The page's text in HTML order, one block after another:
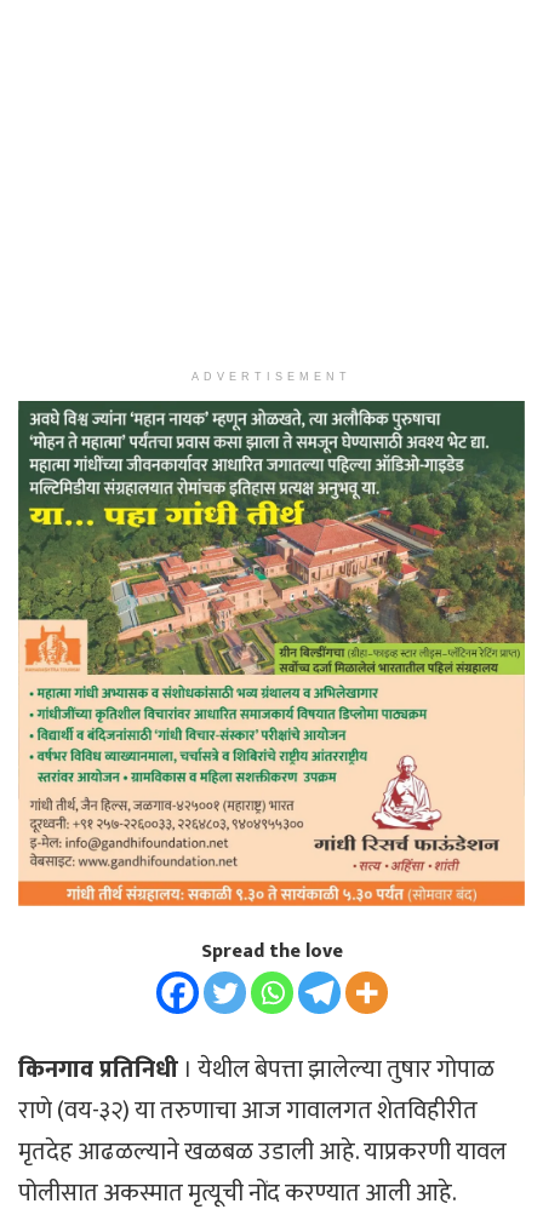
ADVERTISEMENT
Spread the love
किनगाव प्रतिनिधी । येथील बेपत्ता झालेल्या तुषार गोपाळ
राणे (वय-३२) या तरुणाचा आज गावालगत शेतविहीरीत
मृतदेह आढळल्याने खळबळ उडाली आहे. याप्रकरणी यावल
पोलीसात अकस्मात मृत्यूची नोंद करण्यात आली आहे.